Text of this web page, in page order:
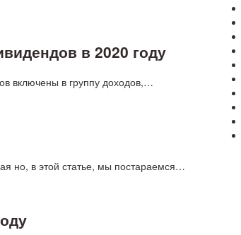
в 2020 году
включены в группу доходов,…
но, в этой статье, мы постараемся…